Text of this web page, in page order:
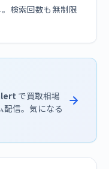
検索回数も無制限
で買取相場
配信。気になる